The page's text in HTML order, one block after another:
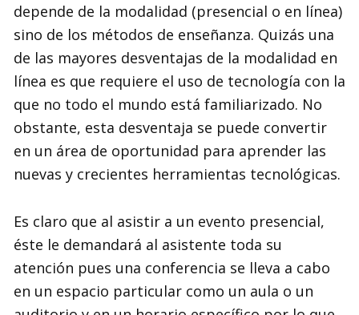
depende de la modalidad (presencial o en línea)
sino de los métodos de enseñanza. Quizás una
de las mayores desventajas de la modalidad en
línea es que requiere el uso de tecnología con la
que no todo el mundo está familiarizado. No
obstante, esta desventaja se puede convertir
en un área de oportunidad para aprender las
nuevas y crecientes herramientas tecnológicas.
Es claro que al asistir a un evento presencial,
éste le demandará al asistente toda su
atención pues una conferencia se lleva a cabo
en un espacio particular como un aula o un